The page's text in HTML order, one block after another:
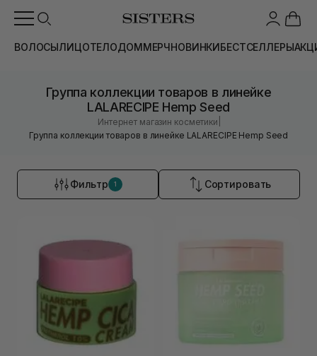
ВОЛОСЫЛИЦОТЕЛОДОММЕРЧНОВИНКИБЕСТСЕЛЛЕРЫ
Группа коллекции товаров в линейке
LALARECIPE Hemp Seed
Интернет магазин косметики
Группа коллекции товаров в линейке LALARECIPE Hemp Seed
Фильтр 1 Сортировать